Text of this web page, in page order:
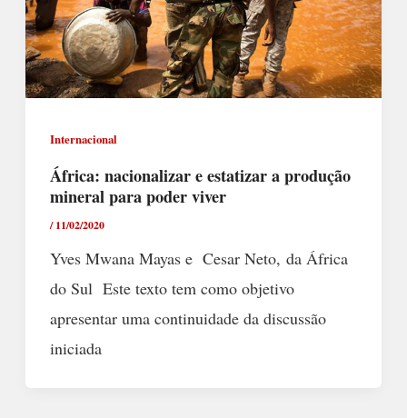
Internacional
África: nacionalizar e estatizar a produção
mineral para poder viver
/11/02/2020
Yves Mwana Mayas e Cesar Neto, da África
do Sul Este texto tem como objetivo
apresentar uma continuidade da discussão
iniciada